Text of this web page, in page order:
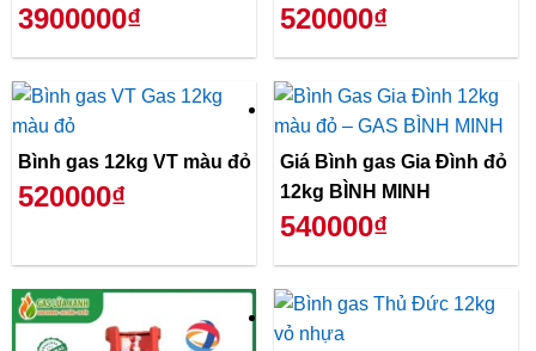
3900000₫ 520000₫
Bình gas 12kg VT màu đỏ
520000₫
Giá Bình gas Gia Đình đỏ
12kg BÌNH MINH
540000₫